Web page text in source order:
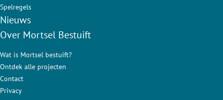
Spelregels
Nieuws
Over Mortsel Bestuift
Wat is Mortsel bestuift?
Ontdek alle projecten
Contact
Privacy